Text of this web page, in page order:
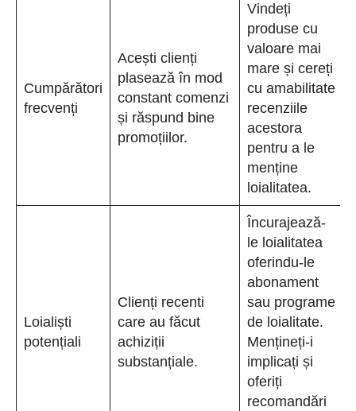
Cumpărători
frecvenți
Acești clienți
plasează în mod
constant comenzi
și răspund bine
promoțiilor.
Vindeți
produse cu
valoare mai
mare și cereți
cu amabilitate
recenziile
acestora
pentru a le
menține
loialitatea.
Loialiști
potențiali
Clienți recenti
care au făcut
achiziții
substanțiale.
Încurajează-
le loialitatea
oferindu-le
abonament
sau programe
de loialitate.
Mențineți-i
implicați și
oferiți
recomandări